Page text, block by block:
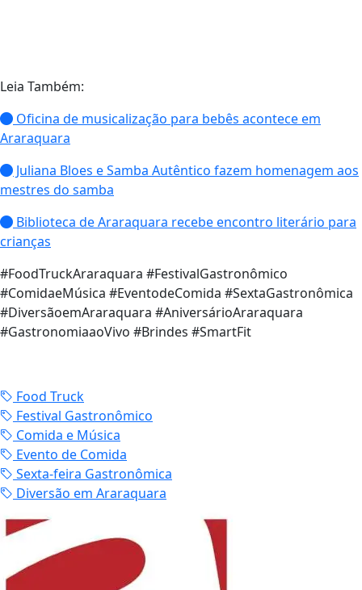
Leia Também:
Oficina de musicalização para bebês acontece em
Araraquara
Juliana Bloes e Samba Autêntico fazem homenagem aos
mestres do samba
Biblioteca de Araraquara recebe encontro literário para
crianças
#FoodTruckAraraquara #FestivalGastronômico
#ComidaeMúsica #EventodeComida #SextaGastronômica
#DiversãoemAraraquara #AniversárioAraraquara
#GastronomiaaoVivo #Brindes #SmartFit
Food Truck
Festival Gastronômico
Comida e Música
Evento de Comida
Sexta-feira Gastronômica
Diversão em Araraquara